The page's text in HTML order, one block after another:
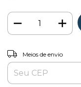
Entregas para o CEP:
Meios de envio